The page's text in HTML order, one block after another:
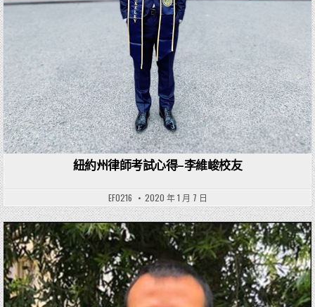
紐約州律師考試心得–李維峻校友
EF0216 2020 年 1 月 7 日
Posted in